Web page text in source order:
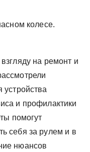
колесе.
на ремонт и
и профилактики
помогут
себя за рулем и в
нюансов